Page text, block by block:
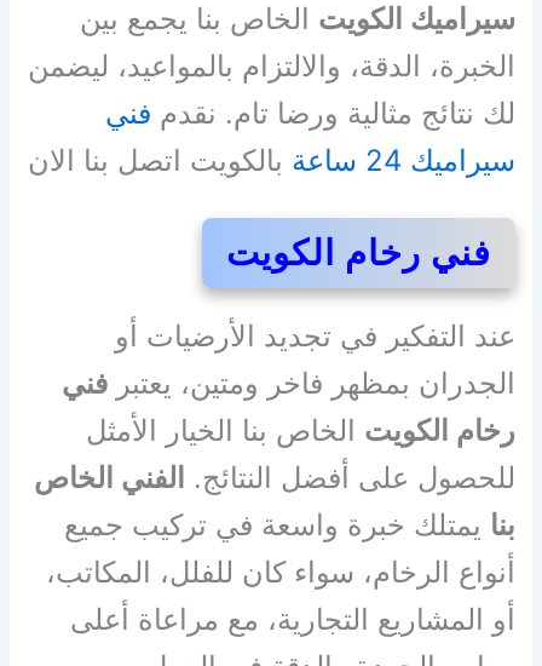
سيراميك الكويت الخاص بنا يجمع بين
الخبرة، الدقة، والالتزام بالمواعيد، ليضمن
لك نتائج مثالية ورضا تام. نقدم فني
سيراميك 24 ساعة
بالكويت اتصل بنا الان
فني رخام الكويت
عند التفكير في تجديد الأرضيات أو
الجدران بمظهر فاخر ومتين، يعتبرفني
رخام الكويت الخاص بنا الخيار الأمثل
للحصول على أفضل النتائج. الفني الخاص
بنا يمتلك خبرة واسعة في تركيب جميع
أنواع الرخام، سواء كان للفلل، المكاتب،
أو المشاريع التجارية، مع مراعاة أعلى